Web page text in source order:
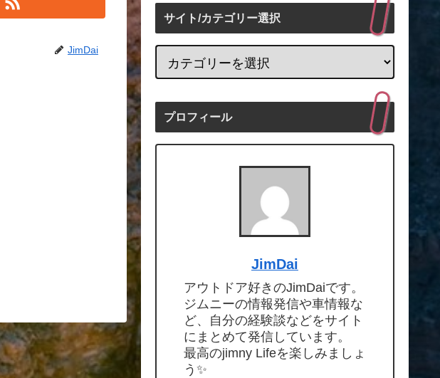
JimDai
サイト/カテゴリー選択
プロフィール
JimDai
アウトドア好きのJimDaiです。
ジムニーの情報発信や車情報な
ど、自分の経験談などをサイト
にまとめて発信しています。
最高のjimny Lifeを楽しみましょ
う✨